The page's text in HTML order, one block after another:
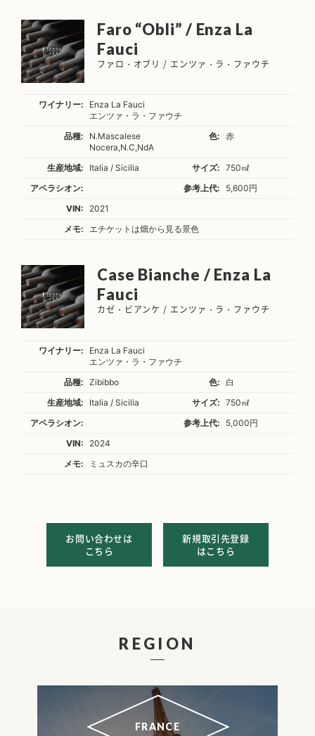
Faro “Obli” / Enza La
Fauci
ファロ・オブリ / エンツァ・ラ・ファウチ
ワイナリー:
Enza La Fauci
エンツァ・ラ・ファウチ
品種:
N.Mascalese
Nocera,N.C,NdA
色: 赤
生産地域: Italia / Sicilia サイズ:
750㎖
アペラシオン:
参考上代:
5,600円
VIN:
2021
メモ:
エチケットは畑から見る景色
Case Bianche / Enza La
Fauci
カゼ・ビアンケ / エンツァ・ラ・ファウチ
ワイナリー:
Enza La Fauci
エンツァ・ラ・ファウチ
品種:
Zibibbo 色:
白
生産地域:
Italia / Sicilia サイズ:
750㎖
アペラシオン:
参考上代:
5,000円
VIN:
2024
メモ:
ミュスカの辛口
お問い合わせは
こちら
新規取引先登録
はこちら
REGION
FRANCE